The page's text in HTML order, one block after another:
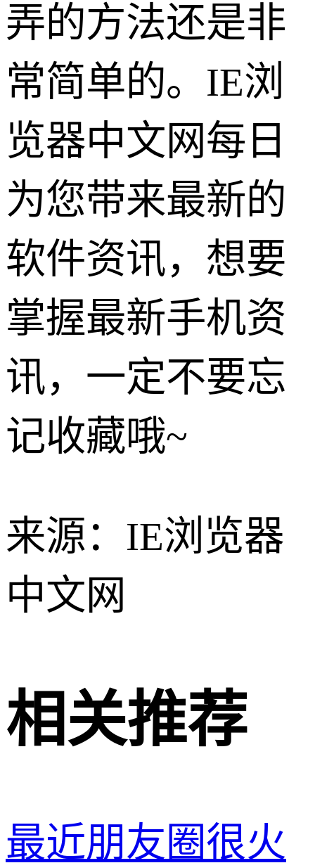
弄的方法还是非
常简单的。IE浏
览器中文网每日
为您带来最新的
软件资讯，想要
掌握最新手机资
讯，一定不要忘
记收藏哦~
来源：IE浏览器
中文网
相关推荐
最近朋友圈很火